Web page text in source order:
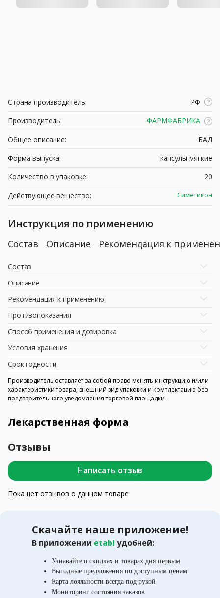
Страна производитель:
РФ
Производитель:
ФАРМФАБРИКА
Общее описание:
БАД
Форма выпуска:
капсулы мягкие
Количество в упаковке:
20
Действующее вещество:
Симетикон
Инструкция по применению
Состав Описание Рекомендация к
Состав
Описание
Рекомендация к применению
Противопоказания
Способ применения и дозировка
Условия хранения
Срок годности
Производитель оставляет за собой право менять инструкцию и/или
характеристики товара, внешний вид упаковки и комплектацию без
предварительного уведомления торговой площадки.
Лекарственная форма
Отзывы
Написать отзыв
Пока нет отзывов о данном товаре
Скачайте наше приложение!
В приложении etabl удобней:
Узнавайте о скидках и товарах дня первым
Выгодные предложения по доступным ценам
Карта лояльности всегда под рукой
Мониторинг состояния заказов